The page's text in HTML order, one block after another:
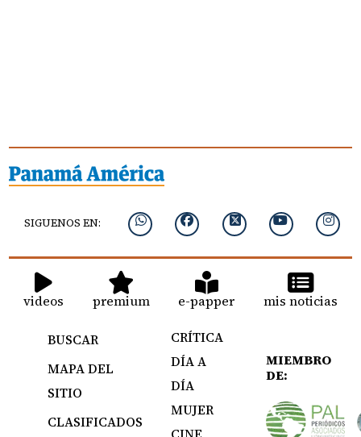
SIGUENOS EN:
videos premium e-papper mis noticias
BUSCAR
MAPA DEL
SITIO
CLASIFICADOS
CRÍTICA
DÍA A
DÍA
MUJER
MIEMBRO
DE: